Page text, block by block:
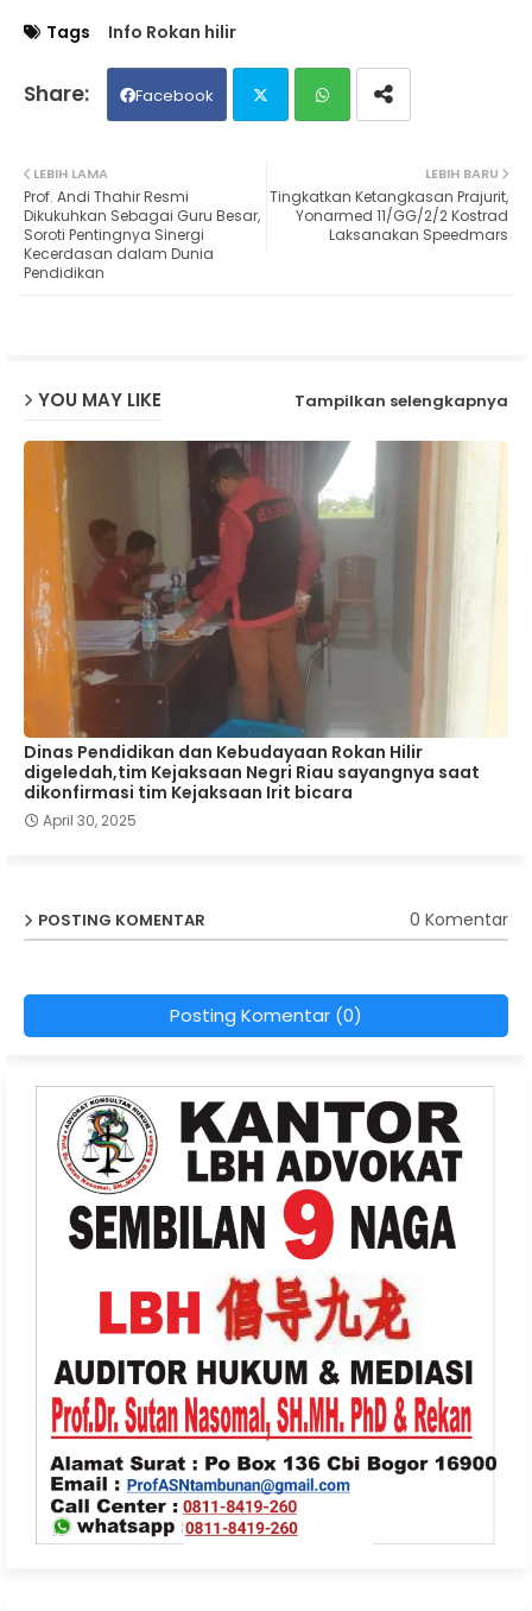
Tags Info Rokan hilir
Facebook
ats
LEBIH BARU
Tingkatkan Ketangkasan Prajurit,
Yonarmed 11/GG/2/2 Kostrad
Laksanakan Speedmars
LEBIH LAMA
Prof. Andi Thahir Resmi
Dikukuhkan Sebagai Guru Besar,
Soroti Pentingnya Sinergi
Kecerdasan dalam Dunia
Pendidikan
YOU MAY LIKE Tampilkan selengkapnya
Dinas Pendidikan dan Kebudayaan Rokan Hilir
digeledah,tim Kejaksaan Negri Riau sayangnya saat
dikonfirmasi tim Kejaksaan Irit bicara
April 30, 2025
POSTING KOMENTAR 0 Komentar
Posting Komentar (0)